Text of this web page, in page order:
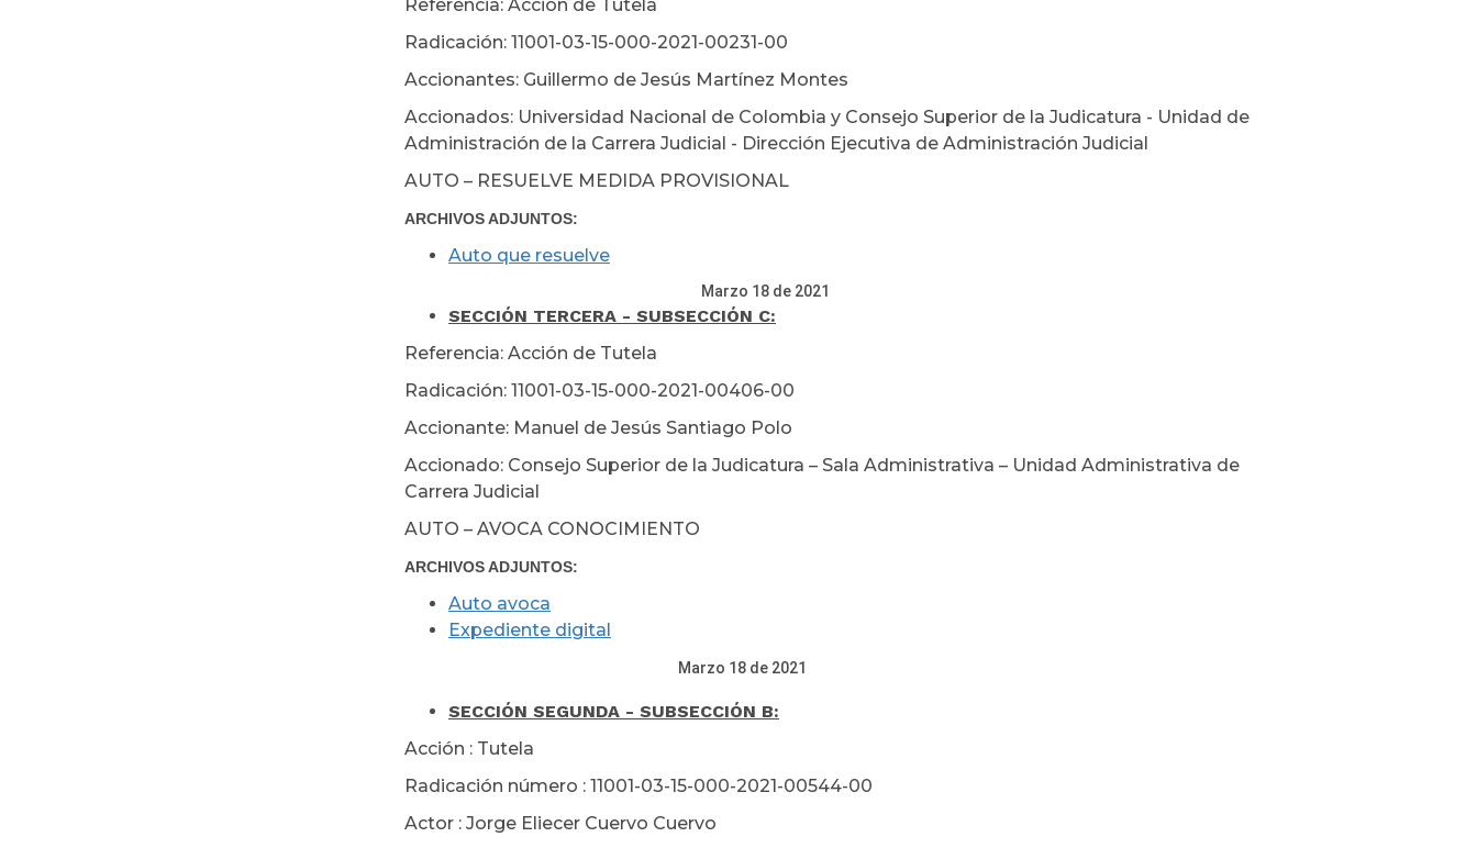
Referencia: Acción de Tutela
Radicación: 11001-03-15-000-2021-00231-00
Accionantes: Guillermo de Jesús Martínez Montes
Accionados: Universidad Nacional de Colombia y Consejo Superior de la Judicatura - Unidad de
Administración de la Carrera Judicial - Dirección Ejecutiva de Administración Judicial
AUTO – RESUELVE MEDIDA PROVISIONAL
ARCHIVOS ADJUNTOS:
Auto que resuelve
Marzo 18 de 2021
SECCIÓN TERCERA - SUBSECCIÓN C:
Referencia: Acción de Tutela
Radicación: 11001-03-15-000-2021-00406-00
Accionante: Manuel de Jesús Santiago Polo
Accionado: Consejo Superior de la Judicatura – Sala Administrativa – Unidad Administrativa de
Carrera Judicial
AUTO – AVOCA CONOCIMIENTO
ARCHIVOS ADJUNTOS:
Auto avoca
Expediente digital
Marzo 18 de 2021
SECCIÓN SEGUNDA - SUBSECCIÓN B:
Acción : Tutela
Radicación número : 11001-03-15-000-2021-00544-00
Actor : Jorge Eliecer Cuervo Cuervo